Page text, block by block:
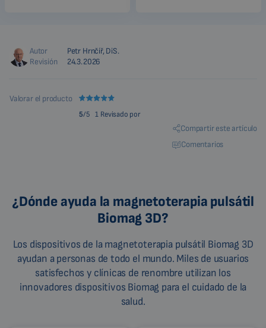
Autor
Petr Hrnčíř, DiS.
Revisión
24.3.2026
Valorar el producto
5/5 1 Revisado por
Compartir este artículo
Comentarios
¿Dónde ayuda la magnetoterapia pulsátil
Biomag 3D?
Los dispositivos de la magnetoterapia pulsátil Biomag 3D
ayudan a personas de todo el mundo. Miles de usuarios
satisfechos y clínicas de renombre utilizan los
innovadores dispositivos Biomag para el cuidado de la
salud.